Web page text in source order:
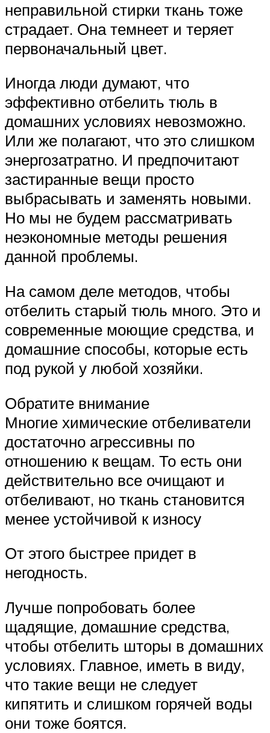
неправильной стирки ткань тоже
страдает. Она темнеет и теряет
первоначальный цвет.
Иногда люди думают, что
эффективно отбелить тюль в
домашних условиях невозможно.
Или же полагают, что это слишком
энергозатратно. И предпочитают
застиранные вещи просто
выбрасывать и заменять новыми.
Но мы не будем рассматривать
неэкономные методы решения
данной проблемы.
На самом деле методов, чтобы
отбелить старый тюль много. Это и
современные моющие средства, и
домашние способы, которые есть
под рукой у любой хозяйки.
Обратите внимание
Многие химические отбеливатели
достаточно агрессивны по
отношению к вещам. То есть они
действительно все очищают и
отбеливают, но ткань становится
менее устойчивой к износу
От этого быстрее придет в
негодность.
Лучше попробовать более
щадящие, домашние средства,
чтобы отбелить шторы в домашних
условиях. Главное, иметь в виду,
что такие вещи не следует
кипятить и слишком горячей воды
они тоже боятся.